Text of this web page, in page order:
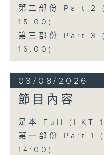
第二部份 Part 2
15:00)
第三部份 Part 3
16:00)
03/08/2026
節目內容
足本 Full (HKT
第一部份 Part 1
14:00)